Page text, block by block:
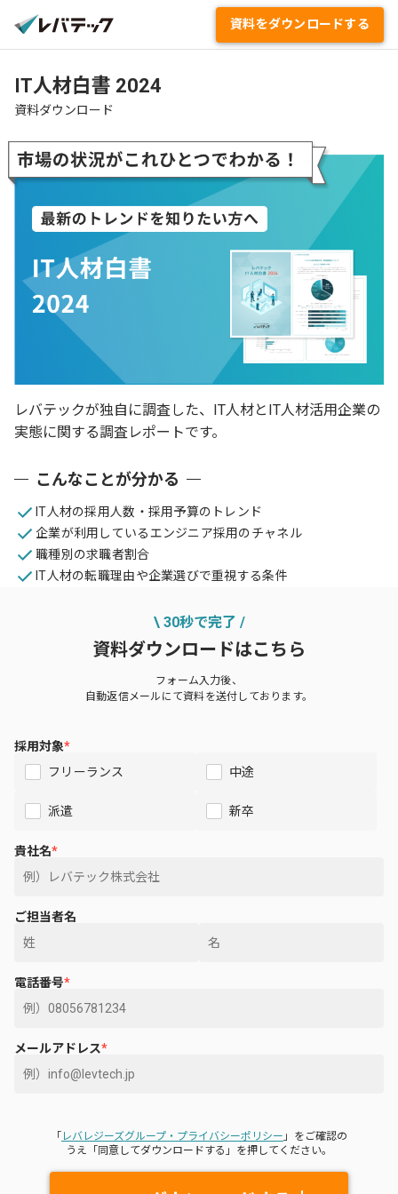
資料をダウンロードする
資料ダウンロード
レバテックが独自に調査した、IT人材とIT人材活用企業の
実態に関する調査レポートです。
こんなことが分かる
IT人材の採用人数・採用予算のトレンド
企業が利用しているエンジニア採用のチャネル
職種別の求職者割合
IT人材の転職理由や企業選びで重視する条件
\ 30秒で完了 /
資料ダウンロードはこちら
フォーム入力後、
自動返信メールにて資料を送付しております。
採用対象*
フリーランス
中途
派遣 新卒
貴社名*
ご担当者名
電話番号*
メールアドレス*
「 レバレジーズグループ・プライバシーポリシー 」をご確認の
うえ「同意してダウンロードする」を押してください。